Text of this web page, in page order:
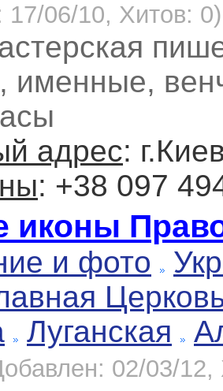
17/06/10, Хитов: 0)
именные,
адрес:
: +38 097
иконы
и фото
Луганская
02/03/12,